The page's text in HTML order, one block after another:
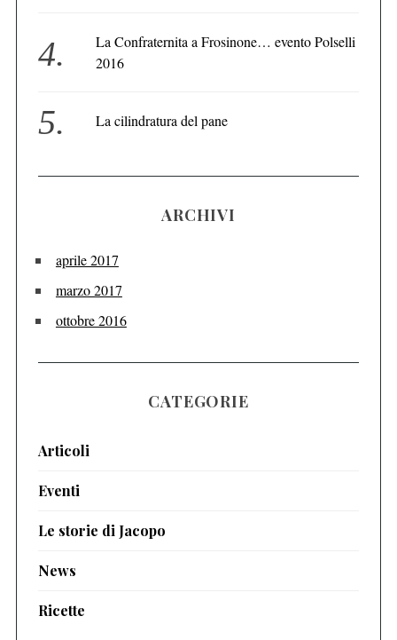
La Confraternita a Frosinone… evento Polselli
2016
La cilindratura del pane
ARCHIVI
aprile 2017
marzo 2017
ottobre 2016
CATEGORIE
Articoli
Eventi
Le storie di Jacopo
News
Ricette